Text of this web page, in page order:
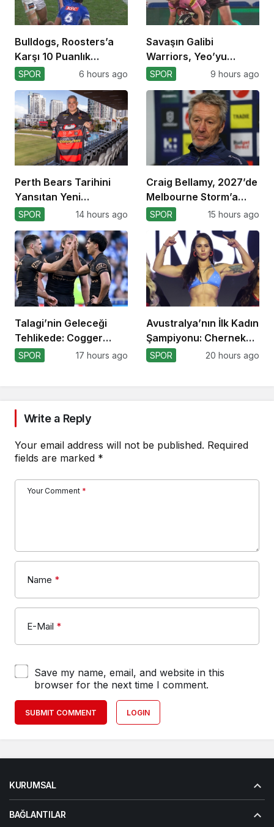
Bulldogs, Roosters’a
Karşı 10 Puanlık
Avantajı Yitirdi
SPOR 6 hours ago
Savaşın Galibi
Warriors, Yeo’yu
Kaybetti!
SPOR 9 hours ago
Perth Bears Tarihini
Yansıtan Yeni
Formasını Tanıttı
SPOR 14 hours ago
Craig Bellamy, 2027’de
Melbourne Storm’a
Dönüyor!
SPOR 15 hours ago
Talagi’nin Geleceği
Tehlikede: Cogger
Tercihi!
SPOR 17 hours ago
Avustralya’nın İlk Kadın
Şampiyonu: Cherneka
Johnson
SPOR 20 hours ago
Write a Reply
Your email address will not be published. Required
fields are marked *
Your Comment *
Name *
E-Mail *
Save my name, email, and website in this
browser for the next time I comment.
SUBMIT COMMENT LOGIN
KURUMSAL
BAĞLANTILAR